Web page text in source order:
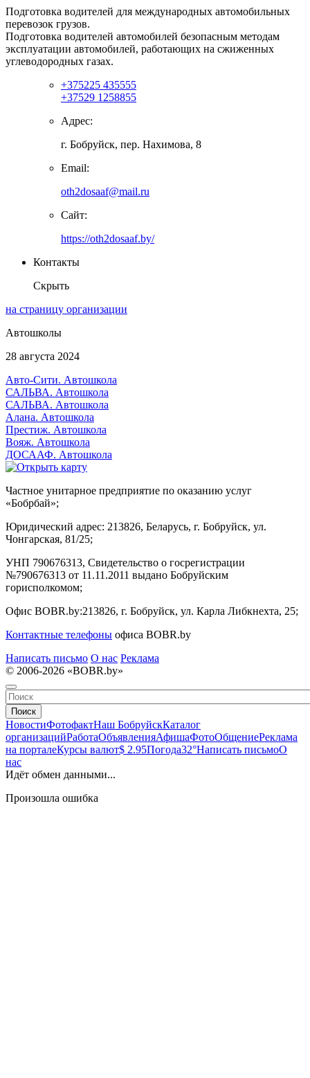
Подготовка водителей для международных автомобильных
перевозок грузов.
Подготовка водителей автомобилей безопасным методам
эксплуатации автомобилей, работающих на сжиженных
углеводородных газах.
+375225 435555
+37529 1258855
Адрес:
г. Бобруйск, пер. Нахимова, 8
Email:
oth2dosaaf@mail.ru
Сайт:
https://oth2dosaaf.by/
Контакты
Скрыть
на страницу организации
Автошколы
28 августа 2024
Авто-Сити. Автошкола
САЛЬВА. Автошкола
САЛЬВА. Автошкола
Алана. Автошкола
Престиж. Автошкола
Вояж. Автошкола
ДОСААФ. Автошкола
Частное унитарное предприятие по оказанию услуг
«Бобрбай»;
Юридический адрес: 213826, Беларусь, г. Бобруйск, ул.
Чонгарская, 81/25;
УНП 790676313, Свидетельство о госрегистрации
№790676313 от 11.11.2011 выдано Бобруйским
горисполкомом;
Офис BOBR.by:213826, г. Бобруйск, ул. Карла Либкнехта, 25;
Контактные телефоны офиса BOBR.by
Написать письмо О нас Реклама
© 2006-2026 «BOBR.by»
Поиск
НовостиФотофактНаш БобруйскКаталог
организацийРаботаОбъявленияАфишаФотоОбщениеРеклама
на порталеКурсы валют$ 2.95Погода32°Написать письмоО
нас
Идёт обмен данными...
Произошла ошибка